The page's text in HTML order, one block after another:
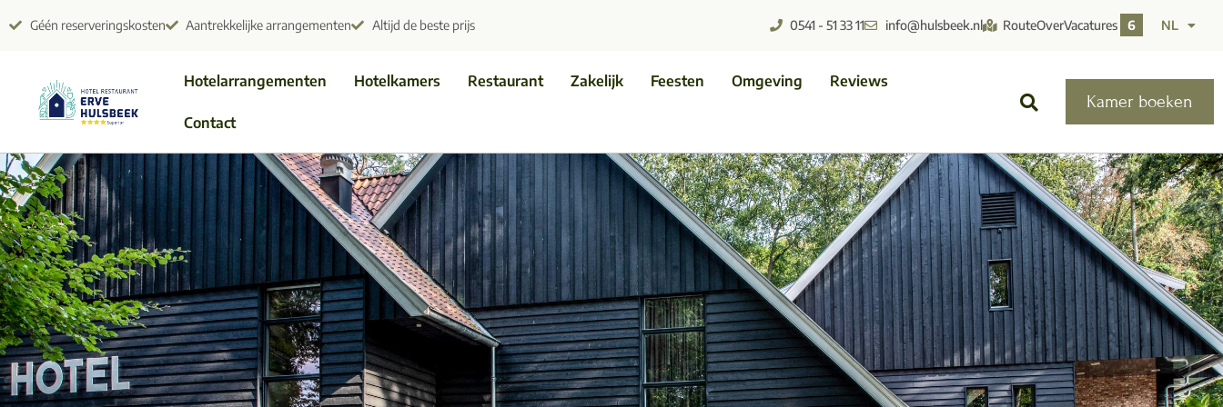
Géén reserveringskosten Aantrekkelijke arrangementen Altijd de beste prijs 0541 - 51 33 11 info@hulsbeek.nl RouteOverVacatures 6 NL
Hotelarrangementen Hotelkamers Restaurant Zakelijk Feesten Omgeving Reviews
Contact
Kamer boeken